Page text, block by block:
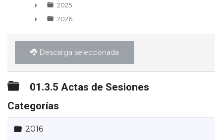
►
►
2025
2026
Descarga seleccionada
Carpeta
01.3.5 Actas de Sesiones
Categorías
Carpeta
2016